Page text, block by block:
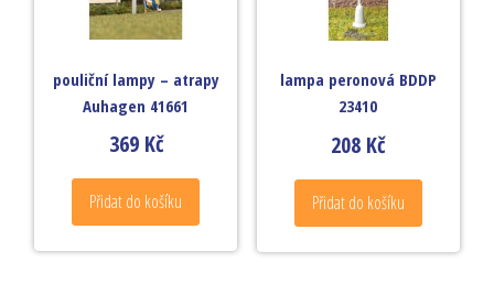
pouliční lampy – atrapy
Auhagen 41661
369 Kč
Přidat do košíku
lampa peronová BDDP
23410
208 Kč
Přidat do košíku